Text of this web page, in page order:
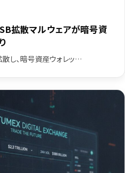
拡散マルウェアが暗号資
し、暗号資産ウォレッ…